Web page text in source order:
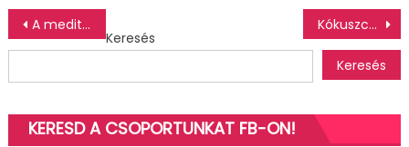
Bejegyzés
navigáció
A mediterrán diéta: egészséges és finom Kókuszcsók
Keresés
Keresés
KERESD A CSOPORTUNKAT FB-ON!